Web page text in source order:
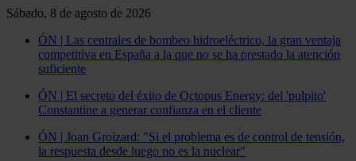
Sábado, 8 de agosto de 2026
ÓN | Las centrales de bombeo hidroeléctrico, la gran ventaja
competitiva en España a la que no se ha prestado la atención
suficiente
ÓN | El secreto del éxito de Octopus Energy: del 'pulpito'
Constantine a generar confianza en el cliente
ÓN | Joan Groizard: "Si el problema es de control de tensión,
la respuesta desde luego no es la nuclear"